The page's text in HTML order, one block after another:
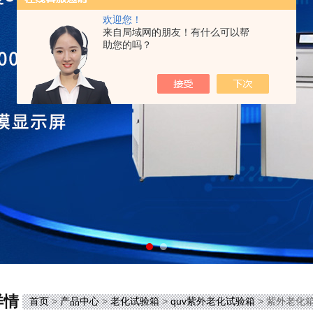
欢迎您！
来自局域网的朋友！有什么可以帮
助您的吗？
情 首页>产品中心>老化试验箱>quv紫外老化试验箱> 紫外老化